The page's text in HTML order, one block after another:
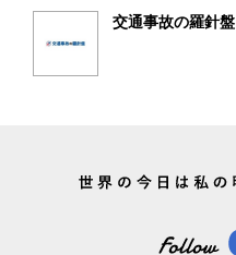
交通事故の羅針盤